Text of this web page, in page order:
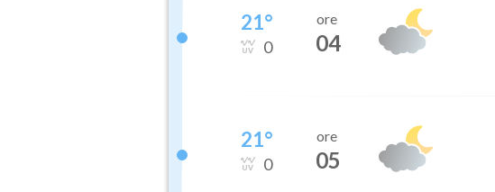
21°
0
ore
04
21°
0
ore
05